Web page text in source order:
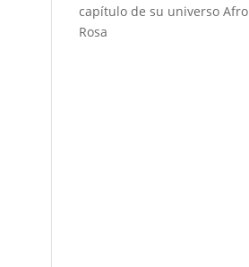
capítulo de su universo Afro
Rosa